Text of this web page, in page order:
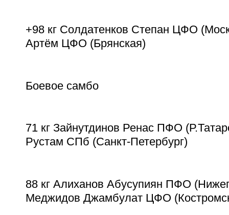
+98 кг Солдатенков Степан ЦФО
Артём ЦФО (Брянская)
Боевое самбо
71 кг Зайнутдинов Ренас ПФО
Рустам СПб (Санкт-Петербург)
88 кг Алиханов Абусупиян ПФО
Меджидов Джамбулат ЦФО